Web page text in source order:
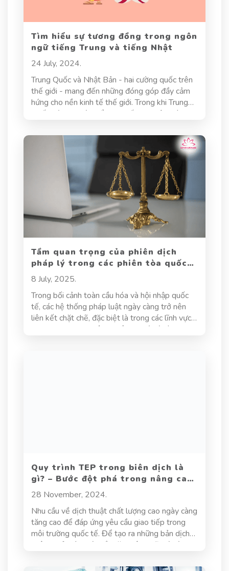
Tìm hiểu sự tương đồng trong ngôn
ngữ tiếng Trung và tiếng Nhật
24 July, 2024.
Trung Quốc và Nhật Bản - hai cường quốc trên
thế giới - mang đến những đóng góp đầy cảm
hứng cho nền kinh tế thế giới. Trong khi Trung
Quốc với sự phát triển kinh tế vượt bậc, thì
khoa học. Điều này làm cho tiếng Trung và tiếng
Nhật không chỉ đơn giản là ngôn ngữ mà còn là
những phương tiện quan trọng trong việc nối
kết và phát triển kinh tế toàn cầu. Vậy bạn đã
biết đến sự tương đồng trong ngôn ngữ tiếng
Trung và tiếng Nhật chưa?
Tầm quan trọng của phiên dịch
pháp lý trong các phiên tòa quốc
tế
8 July, 2025.
Trong bối cảnh toàn cầu hóa và hội nhập quốc
tế, các hệ thống pháp luật ngày càng trở nên
liên kết chặt chẽ, đặc biệt là trong các lĩnh vực
như thương mại, nhân quyền, di trú, và hình sự
Quy trình TEP trong biên dịch là
gì? – Bước đột phá trong nâng cao
chất lượng dịch thuật
28 November, 2024.
Nhu cầu về dịch thuật chất lượng cao ngày càng
tăng cao để đáp ứng yêu cầu giao tiếp trong
môi trường quốc tế. Để tạo ra những bản dịch
không chỉ chính xác về mặt ngôn ngữ mà còn
là vô cùng quan trọng. Bài viết này sẽ đi sâu